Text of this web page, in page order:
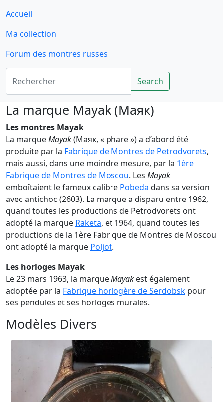
Accueil
Ma collection
Forum des montres russes
Rechercher
Search
La marque Mayak (Маяк)
Les montres Mayak
La marqueMayak(Маяк, « phare ») a d’abord été
produite par la Fabrique de Montres de Petrodvorets,
mais aussi, dans une moindre mesure, par la 1ère
Fabrique de Montres de Moscou. Les Mayak
emboîtaient le fameux calibre Pobeda dans sa version
avec antichoc (2603). La marque a disparu entre 1962,
quand toutes les productions de Petrodvorets ont
adopté la marque Raketa, et 1964, quand toutes les
productions de la 1ère Fabrique de Montres de Moscou
ont adopté la marque Poljot.
Les horloges Mayak
Le 23 mars 1963, la marqueMayak est également
adoptée par la Fabrique horlogère de Serdobsk pour
ses pendules et ses horloges murales.
Modèles Divers